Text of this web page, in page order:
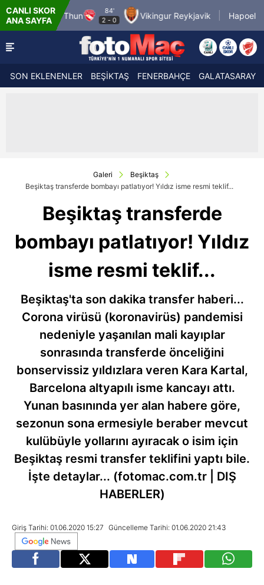
CANLI SKOR
ANA SAYFA
FC Thun
84'
2 -0 Vikingur Reykjavik Hapoel Tel Aviv FC
SON EKLENENLER BEŞİKTAŞ FENERBAHÇE GALATASARAY
Galeri
Beşiktaş
Beşiktaş transferde bombayı patlatıyor! Yıldız isme resmi teklif...
Beşiktaş transferde
bombayı patlatıyor! Yıldız
isme resmi teklif...
Beşiktaş'ta son dakika transfer haberi...
Corona virüsü (koronavirüs) pandemisi
nedeniyle yaşanılan mali kayıplar
sonrasında transferde önceliğini
bonservissiz yıldızlara veren Kara Kartal,
Barcelona altyapılı isme kancayı attı.
Yunan basınında yer alan habere göre,
sezonun sona ermesiyle beraber mevcut
kulübüyle yollarını ayıracak o isim için
Beşiktaş resmi transfer teklifini yaptı bile.
İşte detaylar... (fotomac.com.tr | DIŞ
HABERLER)
Giriş Tarihi: 01.06.2020 15:27 Güncelleme Tarihi: 01.06.2020 21:43